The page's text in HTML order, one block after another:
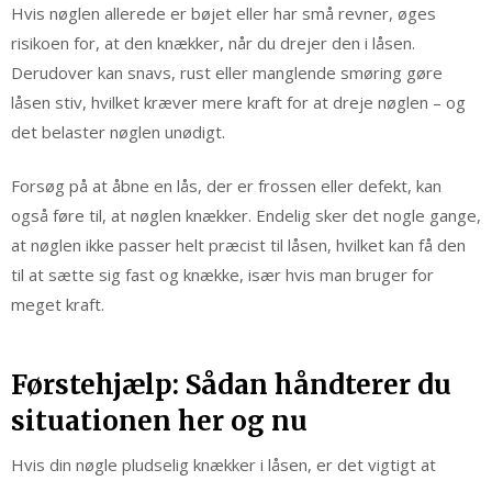
Hvis nøglen allerede er bøjet eller har små revner, øges
risikoen for, at den knækker, når du drejer den i låsen.
Derudover kan snavs, rust eller manglende smøring gøre
låsen stiv, hvilket kræver mere kraft for at dreje nøglen – og
det belaster nøglen unødigt.
Forsøg på at åbne en lås, der er frossen eller defekt, kan
også føre til, at nøglen knækker. Endelig sker det nogle gange,
at nøglen ikke passer helt præcist til låsen, hvilket kan få den
til at sætte sig fast og knække, især hvis man bruger for
meget kraft.
Førstehjælp: Sådan håndterer du
situationen her og nu
Hvis din nøgle pludselig knækker i låsen, er det vigtigt at